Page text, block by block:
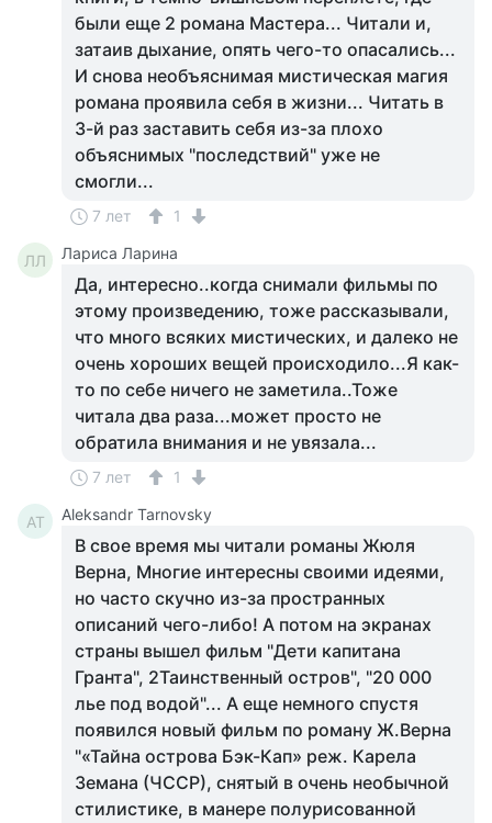
были еще 2 романа Мастера... Читали и,
затаив дыхание, опять чего-то опасались...
И снова необъяснимая мистическая магия
романа проявила себя в жизни... Читать в
3-й раз заставить себя из-за плохо
объяснимых "последствий" уже не
смогли...
7 лет 1
ЛЛ Лариса Ларина
Да, интересно..когда снимали фильмы по
этому произведению, тоже рассказывали,
что много всяких мистических, и далеко не
очень хороших вещей происходило...Я как-
то по себе ничего не заметила..Тоже
читала два раза...может просто не
обратила внимания и не увязала...
7 лет 1
AT Aleksandr Tarnovsky
В свое время мы читали романы Жюля
Верна, Многие интересны своими идеями,
но часто скучно из-за пространных
описаний чего-либо! А потом на экранах
страны вышел фильм "Дети капитана
Гранта", 2Таинственный остров", "20 000
лье под водой"... А еще немного спустя
появился новый фильм по роману Ж.Верна
"«Тайна острова Бэк-Кап» реж. Карела
Земана (ЧССР), снятый в очень необычной
стилистике, в манере полурисованной